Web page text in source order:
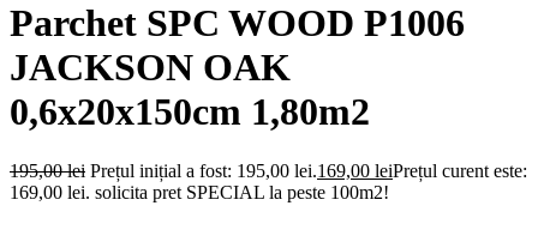
Parchet SPC WOOD P1006
JACKSON OAK
0,6x20x150cm 1,80m2
195,00lei Prețul inițial a fost: 195,00 lei.169,00 leiPrețul curent este:
169,00 lei. solicita pret SPECIAL la peste 100m2!